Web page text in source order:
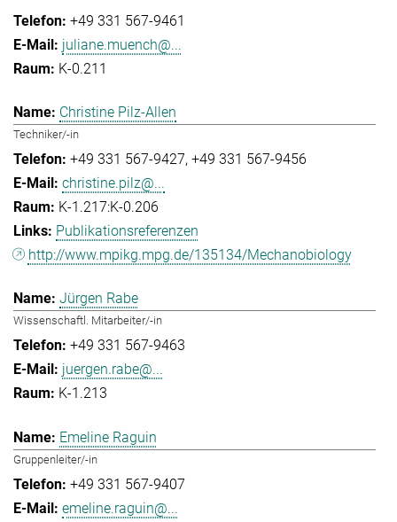
+49 331 567-9461
juliane.muench@...
K-0.211
Christine Pilz-Allen
Techniker/-in
+49 331 567-9427 +49 331 567-9456
christine.pilz@...
K-1.217:K-0.206
Publikationsreferenzen
http://www.mpikg.mpg.de/135134/Mechanobiology
Jürgen Rabe
Wissenschaftl. Mitarbeiter/-in
+49 331 567-9463
juergen.rabe@...
K-1.213
Emeline Raguin
Gruppenleiter/-in
+49 331 567-9407
emeline.raguin@...